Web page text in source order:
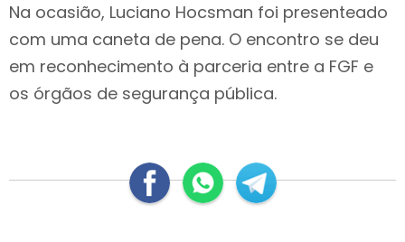
Na ocasião, Luciano Hocsman foi presenteado
com uma caneta de pena. O encontro se deu
em reconhecimento à parceria entre a FGF e
os órgãos de segurança pública.